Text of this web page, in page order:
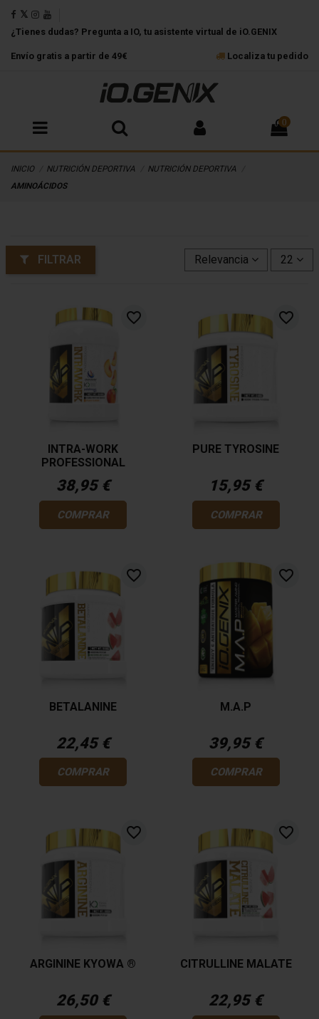
¿Tienes dudas? Pregunta a IO, tu asistente virtual de iO.GENIX
Envío gratis a partir de 49€ Localiza tu pedido
0
INICIO NUTRICIÓN DEPORTIVA
NUTRICIÓN DEPORTIVA
AMINOÁCIDOS
FILTRAR Relevancia 22
favorite_border
INTRA-WORK
PROFESSIONAL
38,95 €
COMPRAR
favorite_border
PURE TYROSINE
15,95 €
COMPRAR
favorite_border
BETALANINE
22,45 €
COMPRAR
favorite_border
M.A.P
39,95 €
COMPRAR
favorite_border
ARGININE KYOWA ®
26,50 €
favorite_border
CITRULLINE MALATE
22,95 €